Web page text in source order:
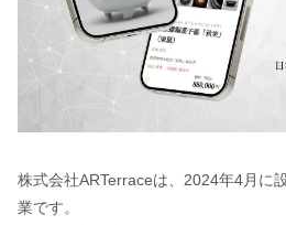
株式会社ARTerraceは、2024年4月に
業です。